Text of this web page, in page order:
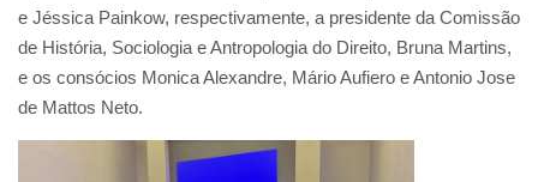
e Jéssica Painkow, respectivamente, a presidente da Comissão
de História, Sociologia e Antropologia do Direito, Bruna Martins,
e os consócios Monica Alexandre, Mário Aufiero e Antonio Jose
de Mattos Neto.